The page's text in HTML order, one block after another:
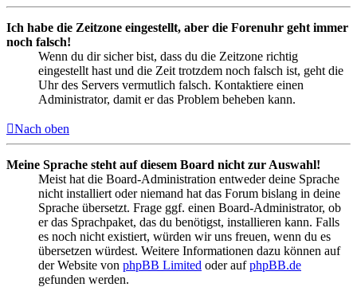
Ich habe die Zeitzone eingestellt, aber die Forenuhr geht immer
noch falsch!
Wenn du dir sicher bist, dass du die Zeitzone richtig
eingestellt hast und die Zeit trotzdem noch falsch ist, geht die
Uhr des Servers vermutlich falsch. Kontaktiere einen
Administrator, damit er das Problem beheben kann.
Nach oben
Meine Sprache steht auf diesem Board nicht zur Auswahl!
Meist hat die Board-Administration entweder deine Sprache
nicht installiert oder niemand hat das Forum bislang in deine
Sprache übersetzt. Frage ggf. einen Board-Administrator, ob
er das Sprachpaket, das du benötigst, installieren kann. Falls
es noch nicht existiert, würden wir uns freuen, wenn du es
übersetzen würdest. Weitere Informationen dazu können auf
der Website von phpBB Limited oder aufphpBB.de
gefunden werden.